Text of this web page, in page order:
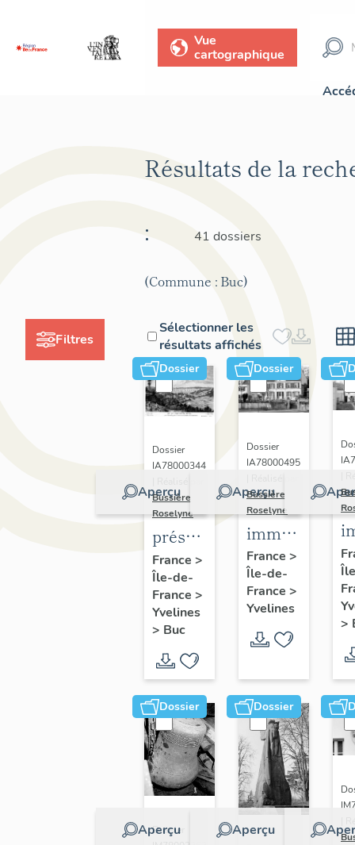
Vue
cartographique
Filtres
Résultats de la
:
41 dossiers
(Commune : Buc)
Sélectionner les
résultats affichés
Dossier
Aperçu
Dossier
IA78000344
Bussière
Roselyne
présentation
de la
commune
de Buc
France >
Île-de-
France >
Yvelines
> Buc
Dossier
Aperçu
Dossier
IA78000495
Bussière
Roselyne
immeubles,
maisons,
fermes
France >
Île-de-
France >
Yvelines
>
Dossier
Aperçu
Dossier
Dossier
Aperçu